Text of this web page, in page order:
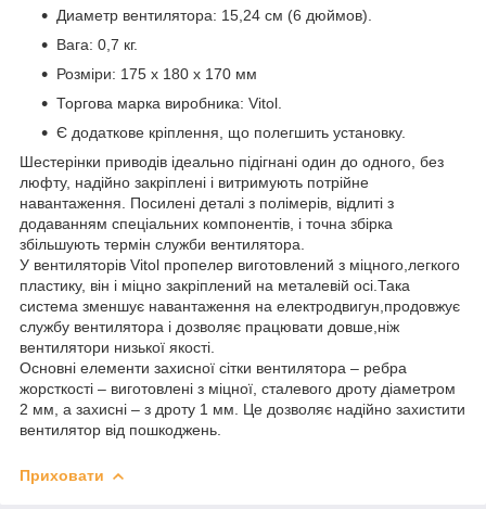
Диаметр вентилятора: 15,24 см (6 дюймов).
Вага: 0,7 кг.
Розміри: 175 х 180 х 170 мм
Торгова марка виробника: Vitol.
Є додаткове кріплення, що полегшить установку.
Шестерінки приводів ідеально підігнані один до одного, без
люфту, надійно закріплені і витримують потрійне
навантаження. Посилені деталі з полімерів, відлиті з
додаванням спеціальних компонентів, і точна збірка
збільшують термін служби вентилятора.
У вентиляторів Vitol пропелер виготовлений з міцного,легкого
пластику, він і міцно закріплений на металевій осі.Така
система зменшує навантаження на електродвигун,продовжує
службу вентилятора і дозволяє працювати довше,ніж
вентилятори низької якості.
Основні елементи захисної сітки вентилятора – ребра
жорсткості – виготовлені з міцної, сталевого дроту діаметром
2 мм, а захисні – з дроту 1 мм. Це дозволяє надійно захистити
вентилятор від пошкоджень.
Приховати